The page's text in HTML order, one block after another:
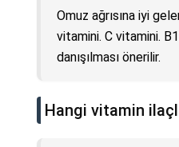
Omuz ağrısına iyi
vitamini. C vitamini.
danışılması önerilir.
Hangi vitamin